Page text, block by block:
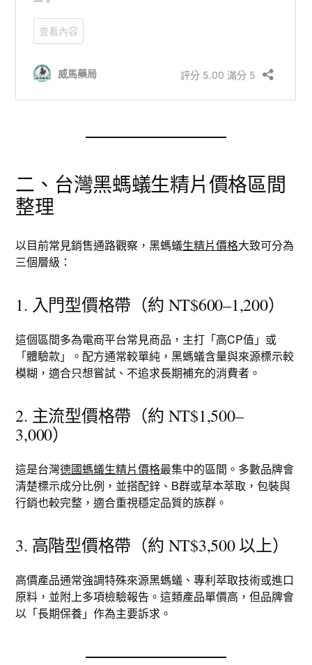
二、台灣黑螞蟻生精片價格區間
整理
以目前常見銷售通路觀察，黑螞蟻生精片價格大致可分為
三個層級：
1. 入門型價格帶（約 NT$600–1,200）
這個區間多為電商平台常見商品，主打「高CP值」或
「體驗款」。配方通常較單純，黑螞蟻含量與來源標示較
模糊，適合只想嘗試、不追求長期補充的消費者。
2. 主流型價格帶（約 NT$1,500–
3,000）
這是台灣德國螞蟻生精片價格最集中的區間。多數品牌會
清楚標示成分比例，並搭配鋅、B群或草本萃取，包裝與
行銷也較完整，適合重視穩定品質的族群。
3. 高階型價格帶（約 NT$3,500 以上）
高價產品通常強調特殊來源黑螞蟻、專利萃取技術或進口
原料，並附上多項檢驗報告。這類產品單價高，但品牌會
以「長期保養」作為主要訴求。